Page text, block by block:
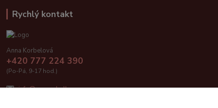
Rychlý kontakt
Anna Korbelová
+420 777 224 390
(Po-Pá, 9-17 hod.)
info@vseproholky.cz